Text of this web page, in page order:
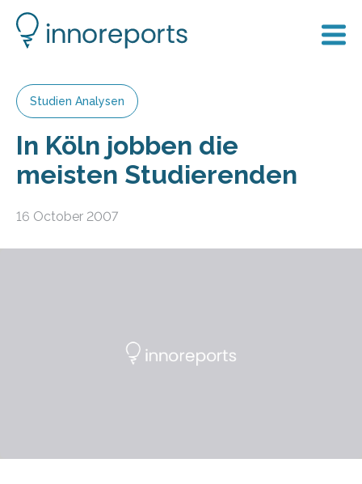
Studien Analysen
In Köln jobben die
meisten Studierenden
16 October 2007